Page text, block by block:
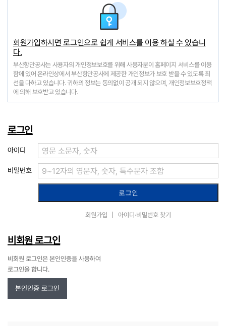
회원가입하시면 로그인으로 쉽게 서비스를 이용 하실 수 있습니
다.
부산항만공사는 사용자의 개인정보보호를 위해 사용자분이 홈페이지 서비스를 이용
함에 있어 온라인상에서 부산항만공사에 제공한 개인정보가 보호 받을 수 있도록 최
선을 다하고 있습니다. 귀하의 정보는 동의없이 공개 되지 않으며, 개인정보보호정책
에 의해 보호받고 있습니다.
로그인
아이디
비밀번호
회원가입 아이디·비밀번호 찾기
비회원 로그인
비회원 로그인은 본인인증을 사용하여
로그인을 합니다.
본인인증 로그인